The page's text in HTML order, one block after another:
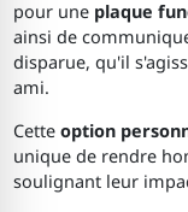
pour une plaque
ainsi de
disparue, qu'il
ami.
Cetteoption
unique de rendre
soulignant leur